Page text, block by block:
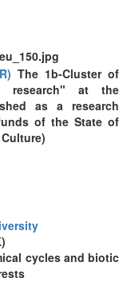
The 1b-Cluster of
research" at the
as a research
of the State of
cycles and biotic